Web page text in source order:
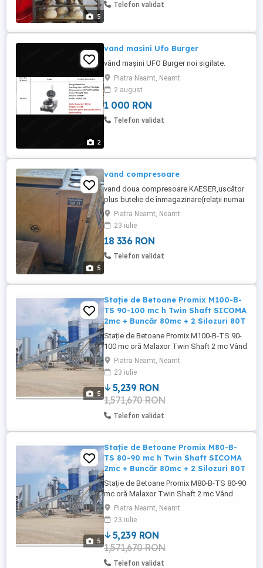
5
Telefon validat
2
vand masini Ufo Burger
vând mașini UFO Burger noi sigilate.
Piatra Neamt, Neamt
2 august
1 000 RON
Telefon validat
5
vand compresoare
vand doua compresoare KAESER,uscător
plus butelie de înmagazinare(relații numai
la telefon)
Piatra Neamt, Neamt
23 iulie
18 336 RON
Telefon validat
5
Stație de Betoane Promix M100-B-
TS 90-100 mc h Twin Shaft SICOMA
2mc + Buncăr 80mc + 2 Silozuri 80T
Stație de Betoane Promix M100-B-TS 90-
100 mc oră Malaxor Twin Shaft 2 mc Vând
stație de betoane nouă, completă, model
Promix M100-B-TS, fabricată în România
cu componente premium europene.
Capacitate reală foarte mare, ideală pentru
betoniere mari, constructori și producători
de beton. Specificații ...
Piatra Neamt, Neamt
23 iulie
5,239 RON
1,571,670 RON
Telefon validat
5
Stație de Betoane Promix M80-B-
TS 80-90 mc h Twin Shaft SICOMA
2mc + Buncăr 80mc + 2 Silozuri 80T
Stație de Betoane Promix M80-B-TS 80-90
mc oră Malaxor Twin Shaft 2 mc Vând
stație de betoane nouă, completă, model
Promix M80-B-TS, fabricată în România cu
componente premium europene.
Capacitate reală foarte mare, perfectă
pentru betoniere mari, constructori și
producători de beton. Specificații ...
Piatra Neamt, Neamt
23 iulie
5,239 RON
1,571,670 RON
Telefon validat